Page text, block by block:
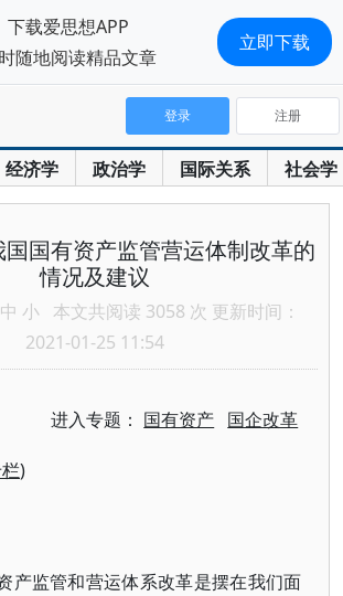
经济学 政治学 国际关系 社会学
登录 注册
国国有资产监管营运体制改革的
情况及建议
中 小 本文共阅读 3058 次 更新时间：
2021-01-25 11:54
进入专题： 国有资产 国企改革
)
产监管和营运体系改革是摆在我们面
下载爱思想APP
随地阅读精品文章
立即下载